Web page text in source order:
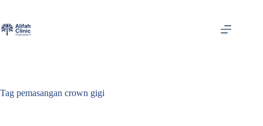
content
Tag pemasangan crown gigi